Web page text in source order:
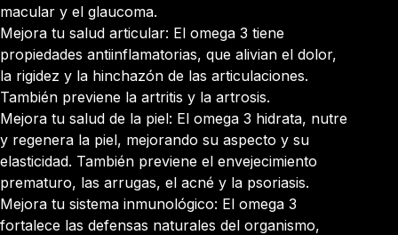
macular y el glaucoma.
Mejora tu salud articular: El omega 3 tiene
propiedades antiinflamatorias, que alivian el dolor,
la rigidez y la hinchazón de las articulaciones.
También previene la artritis y la artrosis.
Mejora tu salud de la piel: El omega 3 hidrata, nutre
y regenera la piel, mejorando su aspecto y su
elasticidad. También previene el envejecimiento
prematuro, las arrugas, el acné y la psoriasis.
Mejora tu sistema inmunológico: El omega 3
fortalece las defensas naturales del organismo,